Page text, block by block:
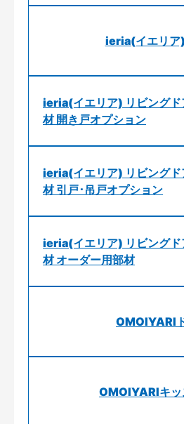
ieria(イエリア
ieria(イエリア) リビングド
材 開き戸オプション
ieria(イエリア) リビングド
材 引戸･吊戸オプション
ieria(イエリア) リビングド
材 オーダー用部材
OMOIYARI
OMOIYARIキッ